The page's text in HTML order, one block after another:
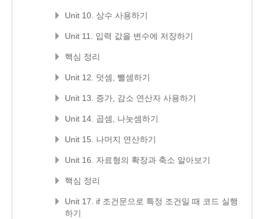
Unit 10. 상수 사용하기
Unit 11. 입력 값을 변수에 저장하기
핵심 정리
Unit 12. 덧셈, 뺄셈하기
Unit 13. 증가, 감소 연산자 사용하기
Unit 14. 곱셈, 나눗셈하기
Unit 15. 나머지 연산하기
Unit 16. 자료형의 확장과 축소 알아보기
핵심 정리
Unit 17. if 조건문으로 특정 조건일 때 코드 실행
하기